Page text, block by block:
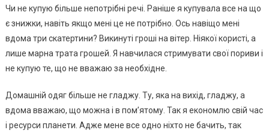
Чи не купую більше непотрібні речі. Раніше я купувала все на що
є знижки, навіть якщо мені це не потрібно. Ось навіщо мені
вдома три скатертини? Викинуті гроші на вітер. Ніякої користі, а
лише марна трата грошей. Я навчилася стримувати свої пориви і
не купую те, що не вважаю за необхідне.
Домашній одяг більше не гладжу. Ту, яка на вихід, гладжу, а
вдома вважаю, що можна і в пом’ятому. Так я економлю свій час
і ресурси планети. Адже мене все одно ніхто не бачить, так